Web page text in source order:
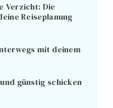
Verzicht: Die
Reiseplanung
mit deinem
günstig schicken